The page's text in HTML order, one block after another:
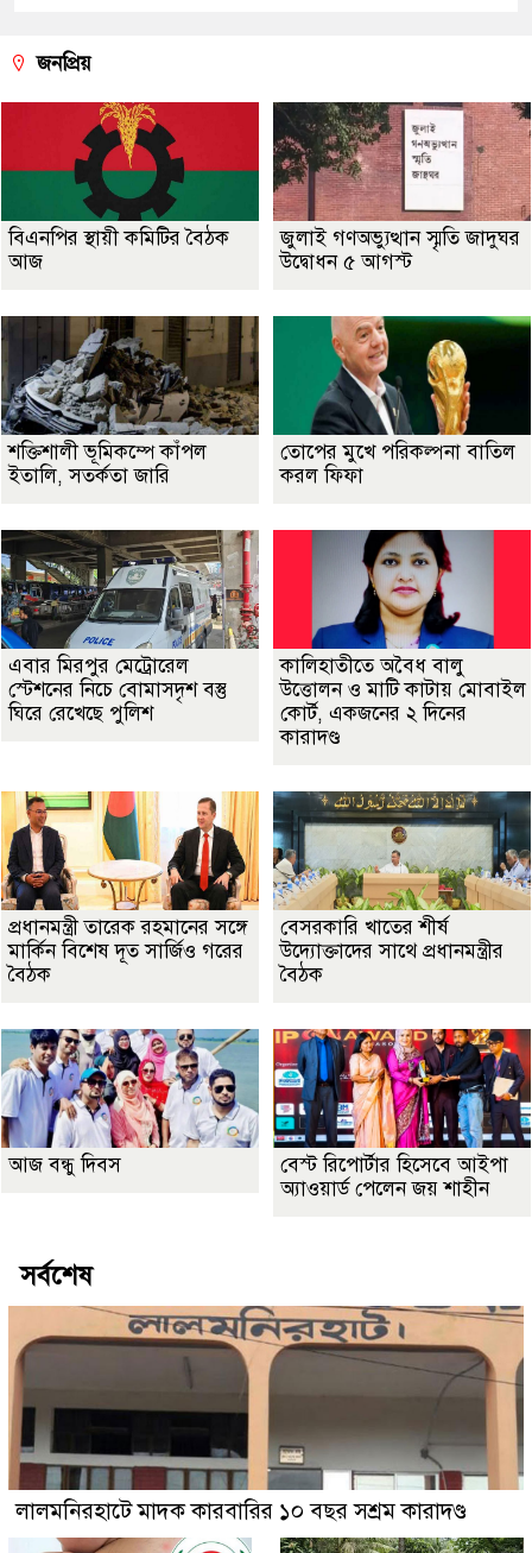
জনপ্রিয়
বিএনপির স্থায়ী কমিটির বৈঠক
আজ
জুলাই গণঅভ্যুত্থান স্মৃতি জাদুঘর
উদ্বোধন ৫ আগস্ট
শক্তিশালী ভূমিকম্পে কাঁপল
ইতালি, সতর্কতা জারি
তোপের মুখে পরিকল্পনা বাতিল
করল ফিফা
এবার মিরপুর মেট্রোরেল
স্টেশনের নিচে বোমাসদৃশ বস্তু
ঘিরে রেখেছে পুলিশ
কালিহাতীতে অবৈধ বালু
উত্তোলন ও মাটি কাটায় মোবাইল
কোর্ট, একজনের ২ দিনের
কারাদণ্ড
প্রধানমন্ত্রী তারেক রহমানের সঙ্গে
মার্কিন বিশেষ দূত সার্জিও গরের
বৈঠক
বেসরকারি খাতের শীর্ষ
উদ্যোক্তাদের সাথে প্রধানমন্ত্রীর
বৈঠক
আজ বন্ধু দিবস
বেস্ট রিপোর্টার হিসেবে আইপা
অ্যাওয়ার্ড পেলেন জয় শাহীন
সর্বশেষ
লালমনিরহাটে মাদক কারবারির ১০ বছর সশ্রম কারাদণ্ড